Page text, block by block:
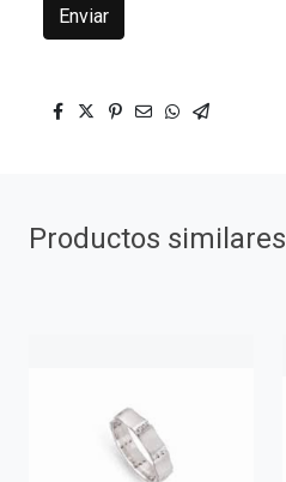
Enviar
Productos similares